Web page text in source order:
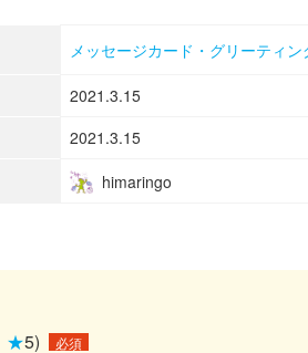
メッセージカード・グリーティン
2021.3.15
2021.3.15
himaringo
★5) 必須